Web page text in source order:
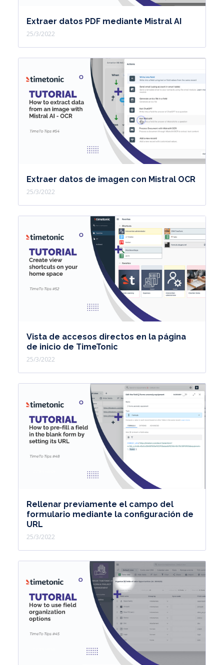
Extraer datos PDF mediante Mistral AI
25/3/2022
Extraer datos de imagen con Mistral OCR
25/3/2022
Vista de accesos directos en la página
de inicio de TimeTonic
25/3/2022
Rellenar previamente el campo del
formulario mediante la configuración de
URL
25/3/2022